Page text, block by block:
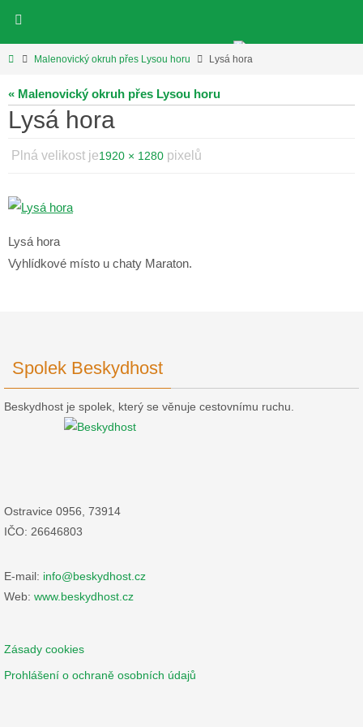
obsahHomeMalenovický okruh přes Lysou horu Lysá hora
« Malenovický okruh přes Lysou horu
Lysá hora
Plná velikost je1920 × 1280 pixelů
Lysá hora
Vyhlídkové místo u chaty Maraton.
Spolek Beskydhost
Beskydhost je spolek, který se věnuje cestovnímu ruchu.
Ostravice 0956, 73914
IČO: 26646803
E-mail: info@beskydhost.cz
Web: www.beskydhost.cz
Zásady cookies
Prohlášení o ochraně osobních údajů